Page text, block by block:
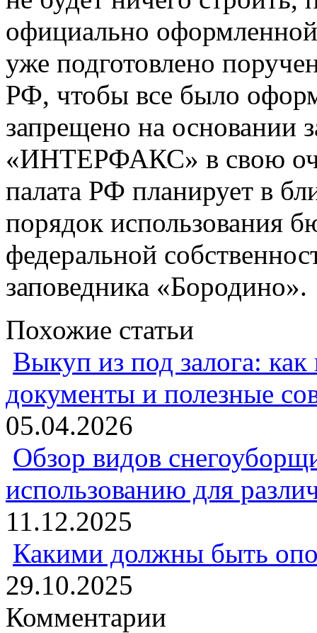
официально
уже подготовлено
РФ, чтобы все было
запрещено на основании
«ИНТЕРФАКС» в свою
палата РФ планирует в
порядок использования
федеральной
заповедника «Бородино».
Похожие статьи
Выкуп из под залога:
документы и полезные
05.04.2026
Обзор видов
использованию для
11.12.2025
Какими должны быть
29.10.2025
Комментарии